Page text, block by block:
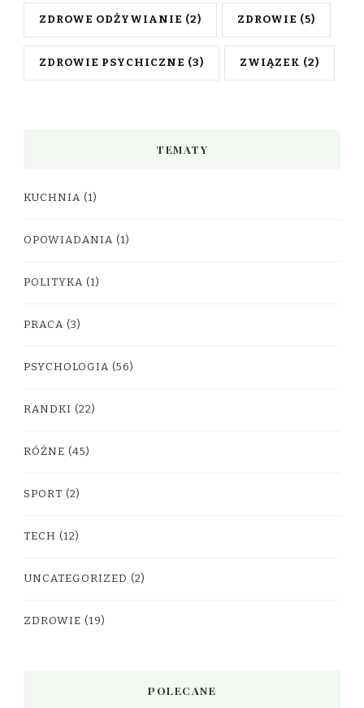
ZDROWE ODŻYWIANIE (2) ZDROWIE (5)
ZDROWIE PSYCHICZNE (3) ZWIĄZEK (2)
TEMATY
KUCHNIA (1)
OPOWIADANIA (1)
POLITYKA (1)
PRACA (3)
PSYCHOLOGIA (56)
RANDKI (22)
RÓŻNE (45)
SPORT (2)
TECH (12)
UNCATEGORIZED (2)
ZDROWIE (19)
POLECANE